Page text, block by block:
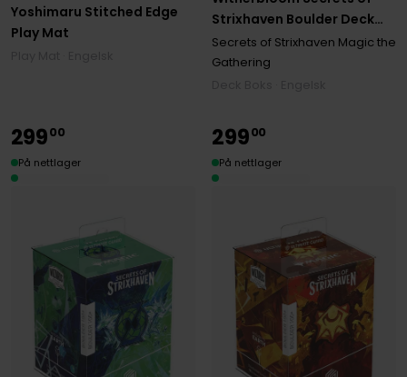
Yoshimaru Stitched Edge
Play Mat
Strixhaven Boulder Deck
Case Standard Size (100+)
Secrets of Strixhaven Magic the
Gathering
29900
På nettlager
29900
På nettlager